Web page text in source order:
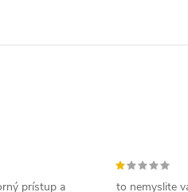
prístup a
to nemyslite